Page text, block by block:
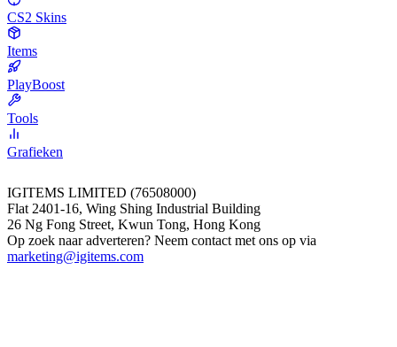
CS2 Skins
Items
PlayBoost
Tools
Grafieken
IGITEMS LIMITED (76508000)
Flat 2401-16, Wing Shing Industrial Building
26 Ng Fong Street, Kwun Tong, Hong Kong
Op zoek naar adverteren? Neem contact met ons op via
marketing@igitems.com